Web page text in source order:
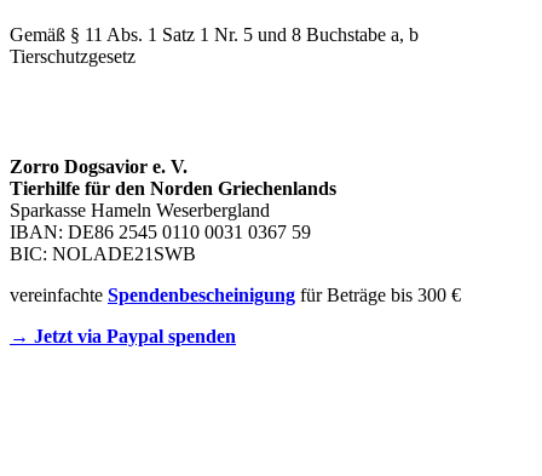
Gemäß § 11 Abs. 1 Satz 1 Nr. 5 und 8 Buchstabe a, b
Tierschutzgesetz
Zorro Dogsavior e. V.
Tierhilfe für den Norden Griechenlands
Sparkasse Hameln Weserbergland
IBAN: DE86 2545 0110 0031 0367 59
BIC: NOLADE21SWB
vereinfachte Spendenbescheinigung für Beträge bis 300 €
→ Jetzt via Paypal spenden